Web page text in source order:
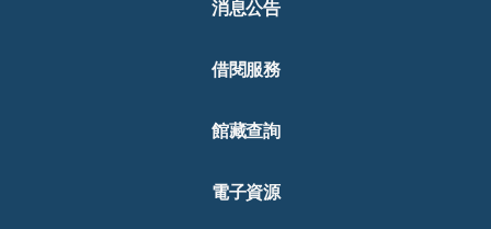
消息公告
借閱服務
館藏查詢
電子資源